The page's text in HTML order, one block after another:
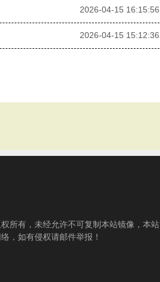
2026-04-15 16:15:56
2026-04-15 15:12:36
所有，未经允许不可复制本站镜像，本站
，如有侵权请邮件举报！